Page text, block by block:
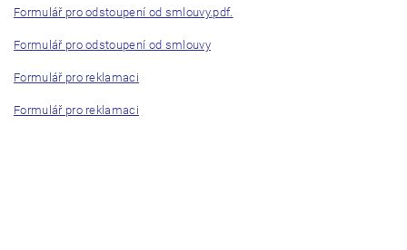
Formulář pro odstoupení od smlouvy.pdf.
Formulář pro odstoupení od smlouvy
Formulář pro reklamaci
Formulář pro reklamaci